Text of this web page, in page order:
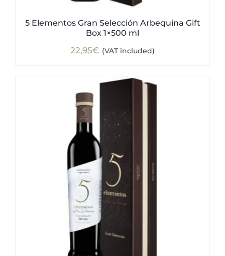
5 Elementos Gran Selección Arbequina Gift
Box 1×500 ml
22,95€ (VAT included)